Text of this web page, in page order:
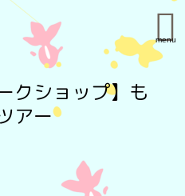
menu
クショップ】も
アー